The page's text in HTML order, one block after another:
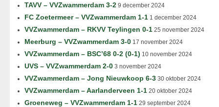
TAVV – VVZwammerdam 3-2 9 december 2024
FC Zoetermeer – VVZwammerdam 1-1 1 december 2024
VVZwammerdam – RKVV Teylingen 0-1 25 november 2024
Meerburg – VVZwammerdam 3-0 17 november 2024
VVZwammerdam – BSC’68 0-2 (0-1) 10 november 2024
UVS – VVZwammerdam 2-0 3 november 2024
VVZwammerdam – Jong Nieuwkoop 6-3 30 oktober 2024
VVZwammerdam – Aarlanderveen 1-1 20 oktober 2024
Groeneweg – VVZwammerdam 1-1 29 september 2024